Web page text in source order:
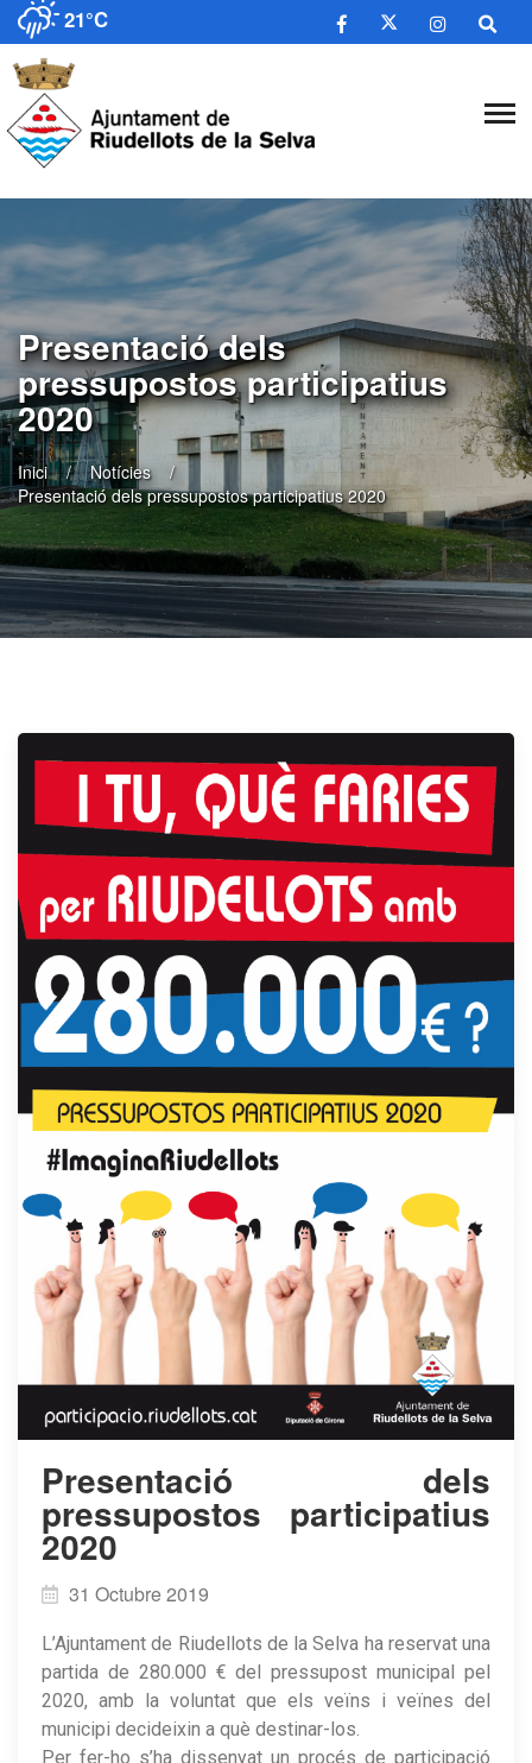
21°C
Presentació dels
pressupostos participatius
2020
Inici
Notícies
Presentació dels pressupostos participatius 2020
Presentació dels
pressupostos participatius
2020
31 Octubre 2019
L’Ajuntament de Riudellots de la Selva ha reservat una
partida de 280.000 € del pressupost municipal pel
2020, amb la voluntat que els veïns i veïnes del
municipi decideixin a què destinar-los.
Per fer-ho s’ha dissenyat un procés de participació